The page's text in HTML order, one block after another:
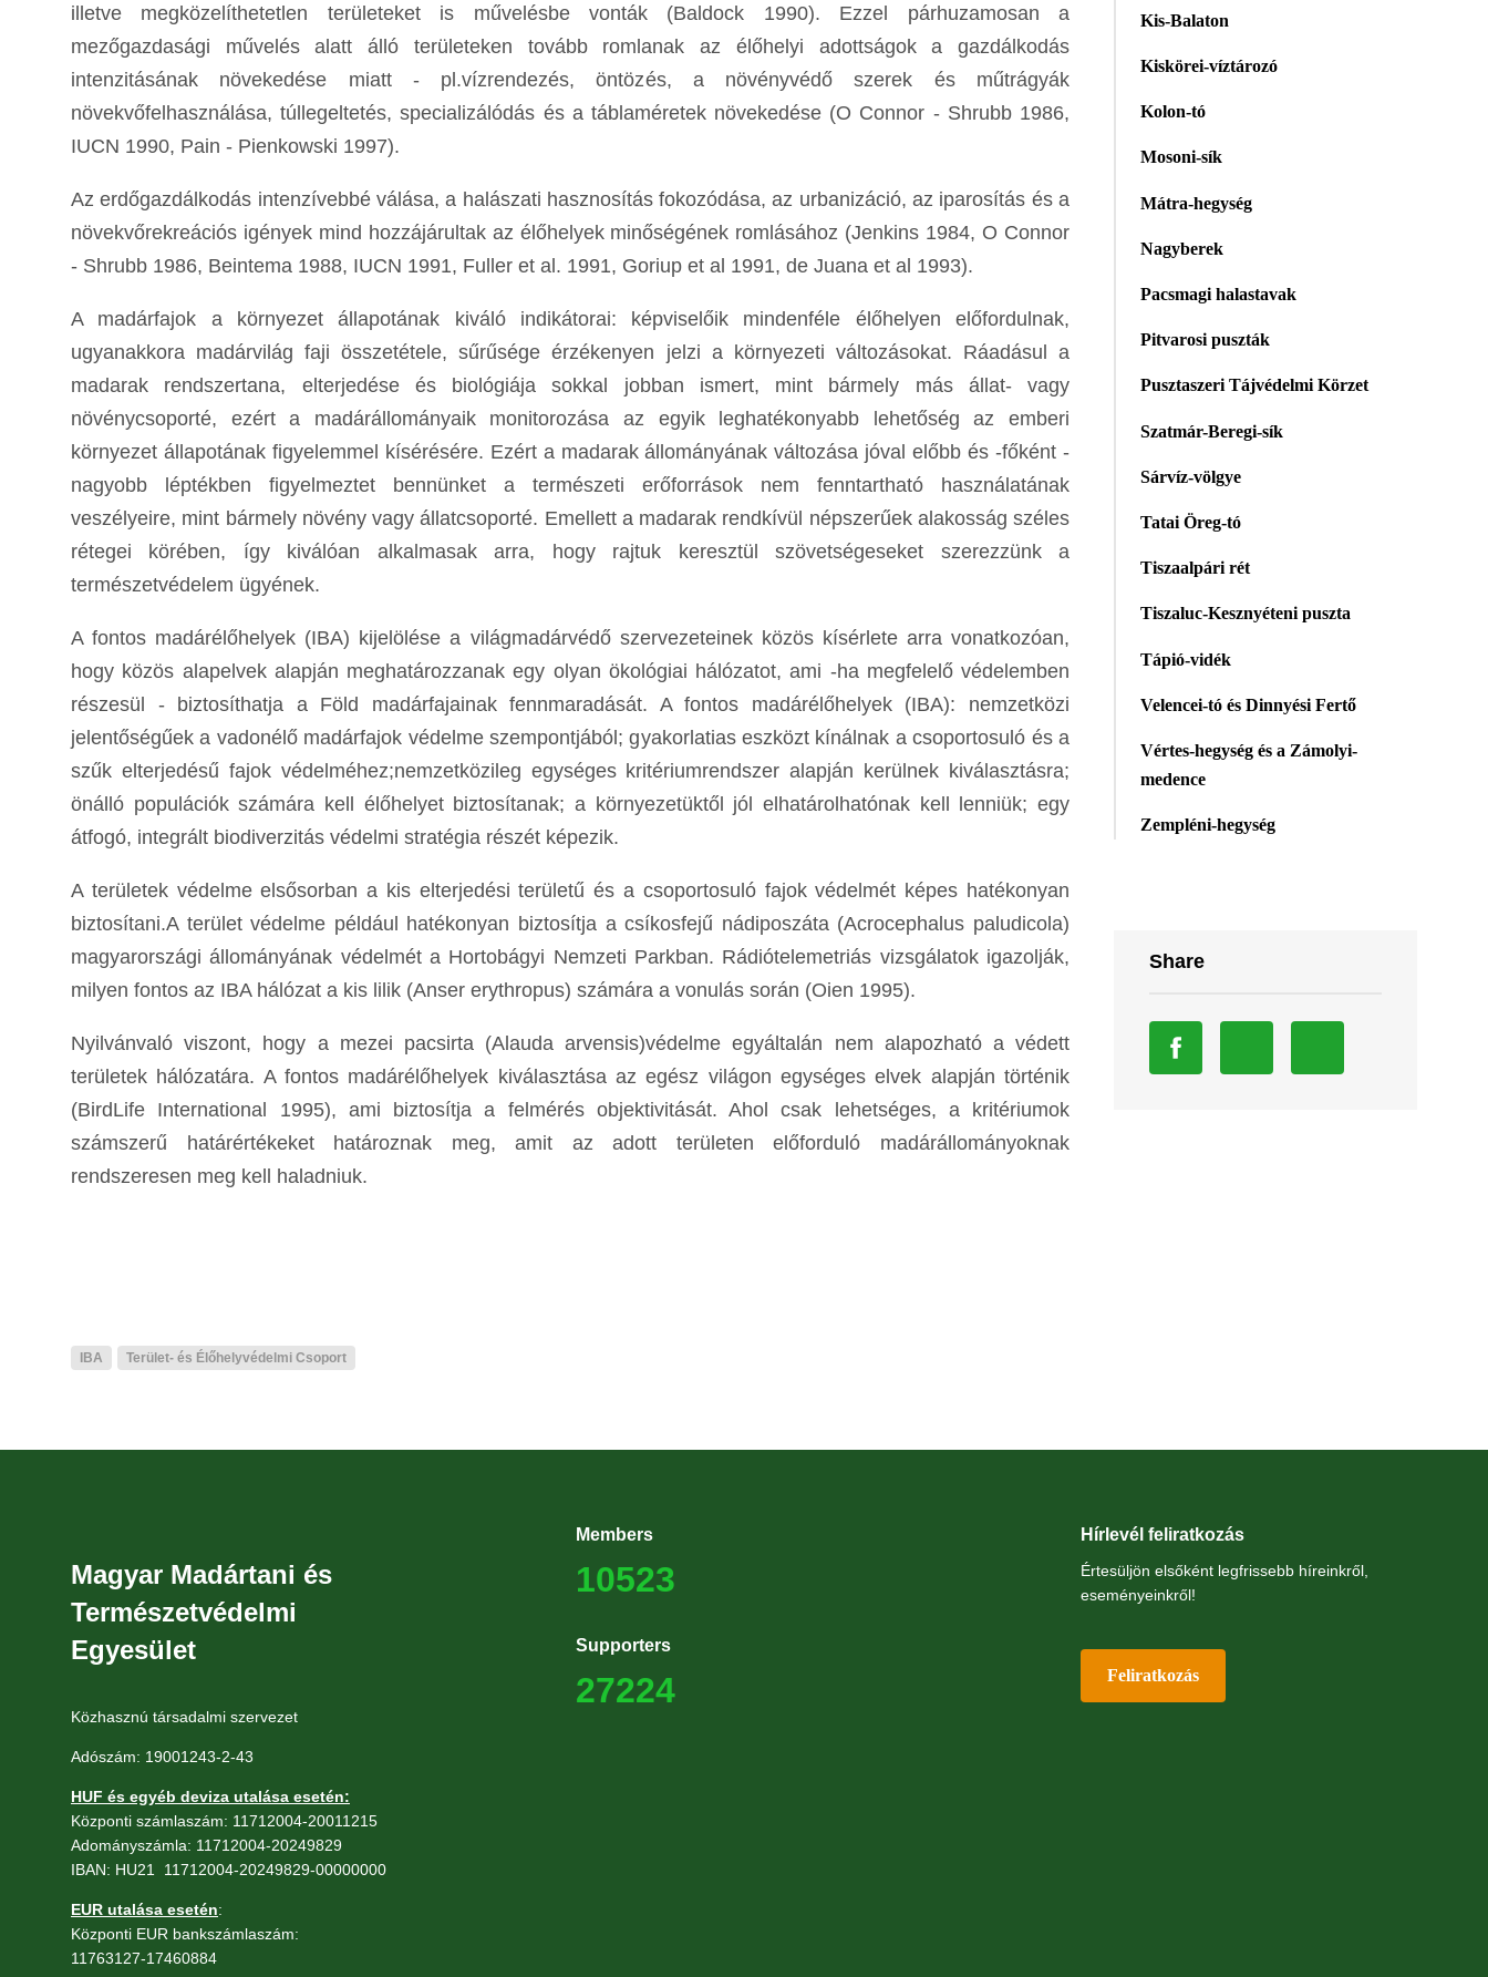
illetve megközelíthetetlen területeket is művelésbe vonták (Baldock 1990). Ezzel párhuzamosan a
mezőgazdasági művelés alatt álló területeken tovább romlanak az élőhelyi adottságok a gazdálkodás
intenzitásának növekedése miatt - pl.vízrendezés, öntözés, a növényvédő szerek és műtrágyák
növekvőfelhasználása, túllegeltetés, specializálódás és a táblaméretek növekedése (O Connor - Shrubb 1986,
IUCN 1990, Pain - Pienkowski 1997).
Az erdőgazdálkodás intenzívebbé válása, a halászati hasznosítás fokozódása, az urbanizáció, az iparosítás és a
növekvőrekreációs igények mind hozzájárultak az élőhelyek minőségének romlásához (Jenkins 1984, O Connor
- Shrubb 1986, Beintema 1988, IUCN 1991, Fuller et al. 1991, Goriup et al 1991, de Juana et al 1993).
A madárfajok a környezet állapotának kiváló indikátorai: képviselőik mindenféle élőhelyen előfordulnak,
ugyanakkora madárvilág faji összetétele, sűrűsége érzékenyen jelzi a környezeti változásokat. Ráadásul a
madarak rendszertana, elterjedése és biológiája sokkal jobban ismert, mint bármely más állat- vagy
növénycsoporté, ezért a madárállományaik monitorozása az egyik leghatékonyabb lehetőség az emberi
környezet állapotának figyelemmel kísérésére. Ezért a madarak állományának változása jóval előbb és -főként -
nagyobb léptékben figyelmeztet bennünket a természeti erőforrások nem fenntartható használatának
veszélyeire, mint bármely növény vagy állatcsoporté. Emellett a madarak rendkívül népszerűek alakosság széles
rétegei körében, így kiválóan alkalmasak arra, hogy rajtuk keresztül szövetségeseket szerezzünk a
természetvédelem ügyének.
A fontos madárélőhelyek (IBA) kijelölése a világmadárvédő szervezeteinek közös kísérlete arra vonatkozóan,
hogy közös alapelvek alapján meghatározzanak egy olyan ökológiai hálózatot, ami -ha megfelelő védelemben
részesül - biztosíthatja a Föld madárfajainak fennmaradását. A fontos madárélőhelyek (IBA): nemzetközi
jelentőségűek a vadonélő madárfajok védelme szempontjából; gyakorlatias eszközt kínálnak a csoportosuló és a
szűk elterjedésű fajok védelméhez;nemzetközileg egységes kritériumrendszer alapján kerülnek kiválasztásra;
önálló populációk számára kell élőhelyet biztosítanak; a környezetüktől jól elhatárolhatónak kell lenniük; egy
átfogó, integrált biodiverzitás védelmi stratégia részét képezik.
A területek védelme elsősorban a kis elterjedési területű és a csoportosuló fajok védelmét képes hatékonyan
biztosítani.A terület védelme például hatékonyan biztosítja a csíkosfejű nádiposzáta (Acrocephalus paludicola)
magyarországi állományának védelmét a Hortobágyi Nemzeti Parkban. Rádiótelemetriás vizsgálatok igazolják,
milyen fontos az IBA hálózat a kis lilik (Anser erythropus) számára a vonulás során (Oien 1995).
Nyilvánvaló viszont, hogy a mezei pacsirta (Alauda arvensis)védelme egyáltalán nem alapozható a védett
területek hálózatára. A fontos madárélőhelyek kiválasztása az egész világon egységes elvek alapján történik
(BirdLife International 1995), ami biztosítja a felmérés objektivitását. Ahol csak lehetséges, a kritériumok
számszerű határértékeket határoznak meg, amit az adott területen előforduló madárállományoknak
rendszeresen meg kell haladniuk.
IBA Terület- és Élőhelyvédelmi Csoport
Kis-Balaton
Kiskörei-víztározó
Kolon-tó
Mosoni-sík
Mátra-hegység
Nagyberek
Pacsmagi halastavak
Pitvarosi puszták
Pusztaszeri Tájvédelmi Körzet
Szatmár-Beregi-sík
Sárvíz-völgye
Tatai Öreg-tó
Tiszaalpári rét
Tiszaluc-Kesznyéteni puszta
Tápió-vidék
Velencei-tó és Dinnyési Fertő
Vértes-hegység és a Zámolyi-
medence
Zempléni-hegység
Share
Magyar Madártani és
Természetvédelmi
Egyesület
Közhasznú társadalmi szervezet
Adószám: 19001243-2-43
HUF és egyéb deviza utalása esetén:
Központi számlaszám: 11712004-20011215
Adományszámla: 11712004-20249829
IBAN: HU21 11712004-20249829-00000000
EUR utalása esetén:
Központi EUR bankszámlaszám:
11763127-17460884
Members
10523
Supporters
27224
Hírlevél feliratkozás
Értesüljön elsőként legfrissebb híreinkről,
eseményeinkről!
Feliratkozás